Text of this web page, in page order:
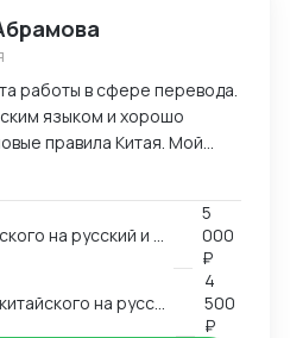
работы в сфере перевода.
языком и хорошо
правила Китая. Мой
в разных областях,
промышленность.
перевода.
Устный перевод с китайского на русский и с русского на китайский
5
000
₽
Письменный перевод с китайского на русский и с русского на китайский
4
500
₽